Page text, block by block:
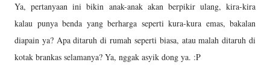
Ya, pertanyaan ini bikin anak-anak akan berpikir ulang, kira-kira
kalau punya benda yang berharga seperti kura-kura emas, bakalan
diapain ya? Apa ditaruh di rumah seperti biasa, atau malah ditaruh di
kotak brankas selamanya? Ya, nggak asyik dong ya. :P